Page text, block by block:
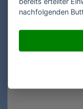
• Modell und
• das
• Ihre komplette
• Ihre
• Schilderung
nachfolgenden